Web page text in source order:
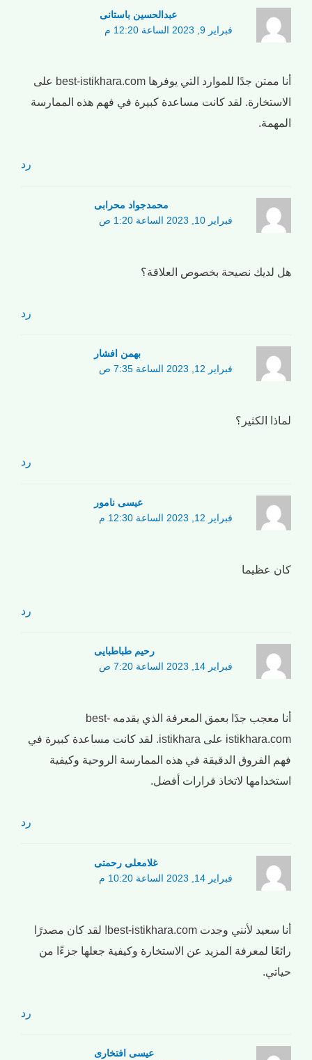
عبدالحسین باستانی
فبراير 9, 2023 الساعة 12:20 م
أنا ممتن جدًا للموارد التي يوفرها best-istikhara.com على
الاستخارة. لقد كانت مساعدة كبيرة في فهم هذه الممارسة
المهمة.
رد
محمدجواد محرابی
فبراير 10, 2023 الساعة 1:20 ص
هل لديك نصيحة بخصوص العلاقة؟
رد
بهمن افشار
فبراير 12, 2023 الساعة 7:35 ص
لماذا الكثير؟
رد
عیسی نامور
فبراير 12, 2023 الساعة 12:30 م
كان عظيما
رد
رحیم طباطبایی
فبراير 14, 2023 الساعة 7:20 ص
أنا معجب جدًا بعمق المعرفة الذي يقدمه best-
istikhara.com على istikhara. لقد كانت مساعدة كبيرة في
فهم الفروق الدقيقة في هذه الممارسة الروحية وكيفية
استخدامها لاتخاذ قرارات أفضل.
رد
غلامعلی رحمتی
فبراير 14, 2023 الساعة 10:20 م
أنا سعيد لأنني وجدت best-istikhara.com! لقد كان مصدرًا
رائعًا لمعرفة المزيد عن الاستخارة وكيفية جعلها جزءًا من
حياتي.
رد
عیسی افتخاری